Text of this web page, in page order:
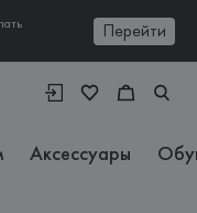
Перейти
Аксессуары